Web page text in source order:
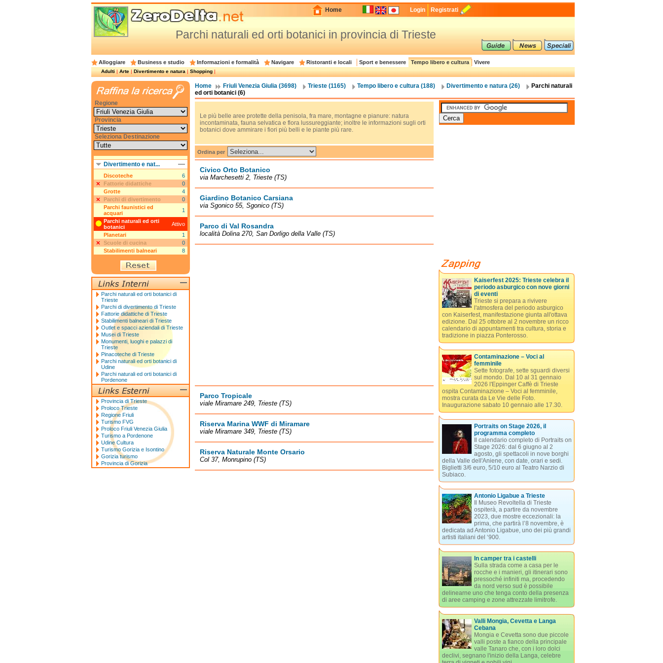
Home Login Registrati
Parchi naturali ed orti botanici in provincia di Trieste
Alloggiare Business e studio Informazioni e formalità Navigare Ristoranti e locali Sport e benessere Tempo libero e cultura Vivere
Adulti|Arte|Divertimento e natura|Shopping|
Home Friuli Venezia Giulia (3698) Trieste (1165) Tempo libero e cultura (188) Divertimento e natura (26)
Parchi naturali
ed orti botanici (6)
Le più belle aree protette della penisola, fra mare, montagne e pianure: natura
incontaminata, fauna selvatica e flora lussureggiante; inoltre le informazioni sugli orti
botanici dove ammirare i fiori più belli e le piante più rare.
Ordina per
Civico Orto Botanico
via Marchesetti 2, Trieste (TS)
Giardino Botanico Carsiana
via Sgonico 55, Sgonico (TS)
Parco di Val Rosandra
località Dolina 270, San Dorligo della Valle (TS)
Parco Tropicale
viale Miramare 249, Trieste (TS)
Riserva Marina WWF di Miramare
viale Miramare 349, Trieste (TS)
Riserva Naturale Monte Orsario
Col 37, Monrupino (TS)
Kaiserfest 2025: Trieste celebra il
periodo asburgico con nove giorni
di eventi
Trieste si prepara a rivivere
l'atmosfera del periodo asburgico
con Kaiserfest, manifestazione giunta all'ottava
edizione. Dal 25 ottobre al 2 novembre un ricco
calendario di appuntamenti tra cultura, storia e
tradizione in piazza Ponterosso.
Contaminazione – Voci al
femminile
Sette fotografe, sette sguardi diversi
sul mondo. Dal 10 al 31 gennaio
2026 l'Eppinger Caffè di Trieste
ospita Contaminazione – Voci al femminile,
mostra curata da Le Vie delle Foto.
Inaugurazione sabato 10 gennaio alle 17.30.
Portraits on Stage 2026, il
programma completo
Il calendario completo di Portraits on
Stage 2026: dal 6 giugno al 2
agosto, gli spettacoli in nove borghi
della Valle dell'Aniene, con date, orari e sedi.
Biglietti 3/6 euro, 5/10 euro al Teatro Narzio di
Subiaco.
Antonio Ligabue a Trieste
Il Museo Revoltella di Trieste
ospiterà, a partire da novembre
2023, due mostre eccezionali: la
prima, che partirà l’8 novembre, è
dedicata ad Antonio Ligabue, uno dei più grandi
artisti italiani del ‘900.
In camper tra i castelli
Sulla strada come a casa per le
rocche e i manieri, gli itinerari sono
pressoché infiniti ma, procedendo
da nord verso sud è possibile
delinearne uno che tenga conto della presenza
di aree camping e zone attrezzate limitrofe.
Valli Mongia, Cevetta e Langa
Cebana
Mongia e Cevetta sono due piccole
valli poste a fianco della principale
valle Tanaro che, con i loro dolci
declivi, segnano l'inizio della Langa, celebre
Regione
Provincia
Seleziona Destinazione
Divertimento e nat...
Discoteche
6
Fattorie didattiche
0
Grotte
4
Parchi di divertimento
0
Parchi faunistici ed
acquari
1
Parchi naturali ed orti
botanici
Attivo
Planetari
1
Scuole di cucina
0
Stabilimenti balneari
8
Parchi naturali ed orti botanici di
Trieste
Parchi di divertimento di Trieste
Fattorie didattiche di Trieste
Stabilimenti balneari di Trieste
Outlet e spacci aziendali di Trieste
Musei di Trieste
Monumenti, luoghi e palazzi di
Trieste
Pinacoteche di Trieste
Parchi naturali ed orti botanici di
Udine
Parchi naturali ed orti botanici di
Pordenone
Provincia di Trieste
Proloco Trieste
Regione Friuli
Turismo FVG
Proloco Friuli Venezia Giulia
Turismo a Pordenone
Udine Cultura
Turismo Gorizia e Isontino
Gorizia turismo
Provincia di Gorizia